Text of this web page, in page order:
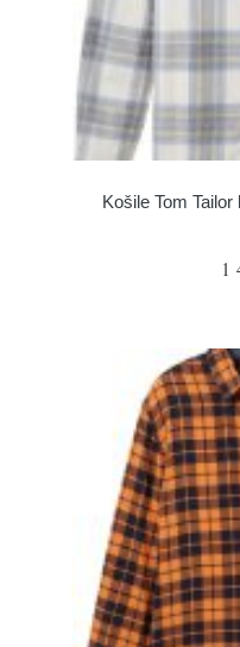
Košile Tom
1